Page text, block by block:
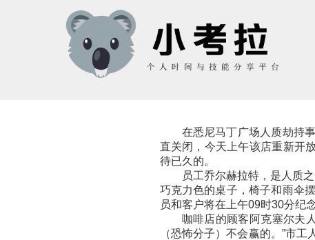
在悉尼马丁广场人质劫持
直关闭，今天上午该店重新开
待已久的。
员工乔尔赫拉特，是人质
巧克力色的桌子，椅子和雨伞
员和客户将在上午09时30分纪
咖啡店的顾客阿克塞尔夫
（恐怖分子）不会赢的。”市